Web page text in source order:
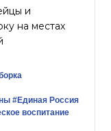
и
на местах
#Единая Россия
воспитание